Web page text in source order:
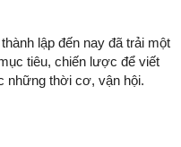
lập đến nay đã trải một
tiêu, chiến lược để viết
những thời cơ, vận hội.